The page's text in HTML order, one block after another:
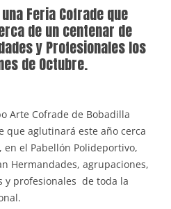
una Feria Cofrade que
de un centenar de
y Profesionales los
de Octubre.
Arte Cofrade de Bobadilla
que aglutinará este año cerca
el Pabellón Polideportivo,
Hermandades, agrupaciones,
y profesionales de toda la